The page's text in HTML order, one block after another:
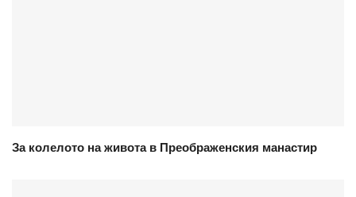
За колелото на живота в Преображенския манастир